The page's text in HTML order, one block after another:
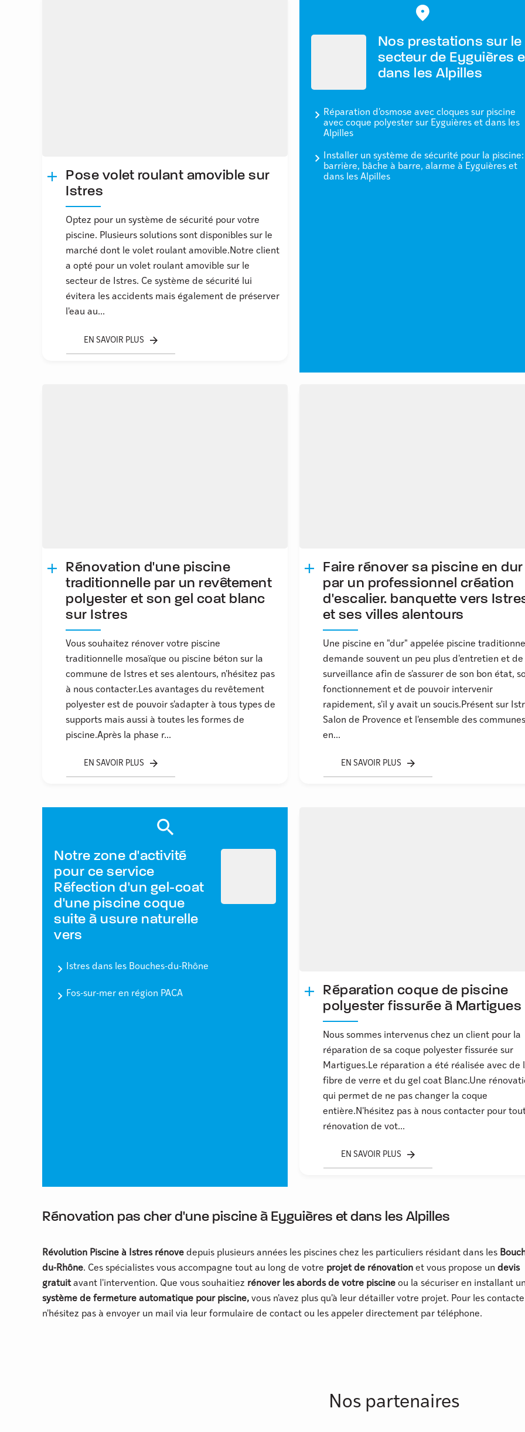
Pose volet roulant amovible sur
Istres
Optez pour un système de sécurité pour votre
piscine. Plusieurs solutions sont disponibles sur le
marché dont le volet roulant amovible.Notre client
a opté pour un volet roulant amovible sur le
secteur de Istres. Ce système de sécurité lui
évitera les accidents mais également de préserver
l'eau au...
EN SAVOIR PLUS
Nos prestations sur le
secteur de Eyguières
dans les Alpilles
Réparation d'osmose avec cloques sur piscine
avec coque polyester sur Eyguières et dans les
Alpilles
Installer un système de sécurité pour la piscine:
barrière, bâche à barre, alarme à Eyguières et
dans les Alpilles
Rénovation d'une piscine
traditionnelle par un revêtement
polyester et son gel coat blanc
sur Istres
Vous souhaitez rénover votre piscine
traditionnelle mosaïque ou piscine béton sur la
commune de Istres et ses alentours, n'hésitez pas
à nous contacter.Les avantages du revêtement
polyester est de pouvoir s'adapter à tous types de
supports mais aussi à toutes les formes de
piscine.Après la phase r...
EN SAVOIR PLUS
Faire rénover sa piscine en dur
par un professionnel création
d'escalier. banquette vers
et ses villes alentours
Une piscine en "dur" appelée piscine
demande souvent un peu plus d'entretien et de
surveillance afin de s'assurer de son bon état,
fonctionnement et de pouvoir intervenir
rapidement, s'il y avait un soucis.Présent sur
Salon de Provence et l'ensemble des
en...
EN SAVOIR PLUS
Notre zone d'activité
pour ce service
Réfection d'un gel-coat
d'une piscine coque
suite à usure naturelle
vers
Istres dans les Bouches-du-Rhône
Fos-sur-mer en région PACA
Réparation coque de piscine
polyester fissurée à Martigues
Nous sommes intervenus chez un client pour la
réparation de sa coque polyester fissurée sur
Martigues.Le réparation a été réalisée avec de
fibre de verre et du gel coat Blanc.Une
qui permet de ne pas changer la coque
entière.N'hésitez pas à nous contacter pour
rénovation de vot...
EN SAVOIR PLUS
Rénovation pas cher d'une piscine à Eyguières et dans les Alpilles
Révolution Piscine à Istres rénove depuis plusieurs années les piscines chez les particuliers résidant dans les
du-Rhône. Ces spécialistes vous accompagne tout au long de votre projet de rénovation et vous propose un devis
gratuitavant l'intervention. Que vous souhaitiez rénover les abords de votre piscine ou la sécuriser en installant
système de fermeture automatique pour piscine, vous n'avez plus qu'à leur détailler votre projet. Pour les
n'hésitez pas à envoyer un mail via leur formulaire de contact ou les appeler directement par téléphone.
Nos partenaires